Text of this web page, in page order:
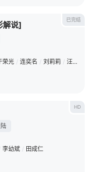
已完结
解说]
荣光 / 连奕名 / 刘莉莉 / 汪芫
HD
李幼斌 / 田成仁